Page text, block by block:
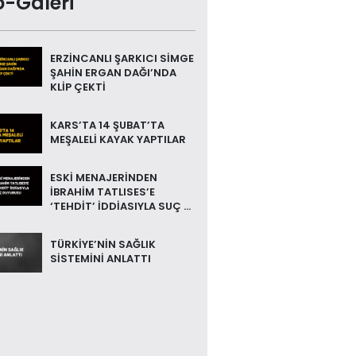
ERZİNCANLI ŞARKICI SİMGE
ŞAHİN ERGAN DAĞI’NDA
KLİP ÇEKTİ
KARS’TA 14 ŞUBAT’TA
MEŞALELİ KAYAK YAPTILAR
ESKİ MENAJERİNDEN
İBRAHİM TATLISES’E
‘TEHDİT’ İDDİASIYLA SUÇ ...
TÜRKİYE’NİN SAĞLIK
SİSTEMİNİ ANLATTI